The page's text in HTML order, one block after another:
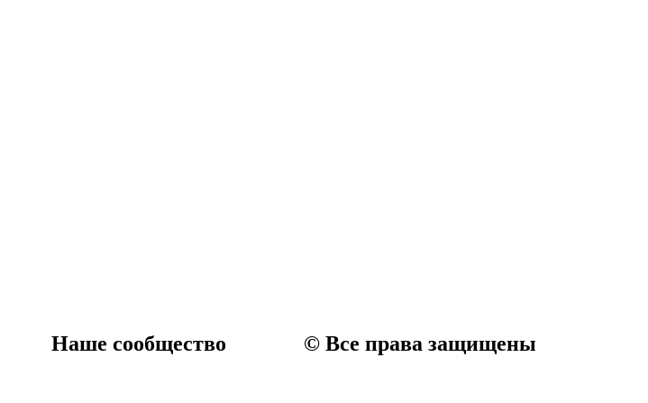
Наше сообщество © Все права защищены